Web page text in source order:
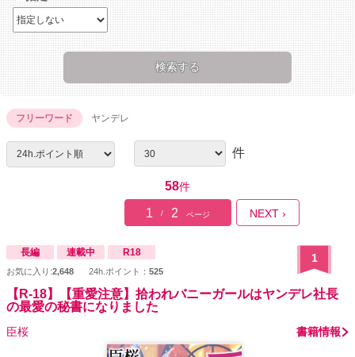
フリーワード ヤンデレ
件
58件
1 / 2 ページ NEXT ›
長編 連載中 R18
お気に入り:2,648 24h.ポイント： 525
1
【R-18】【重愛注意】拾われバニーガールはヤンデレ社長
の最愛の秘書になりました
臣桜 書籍情報